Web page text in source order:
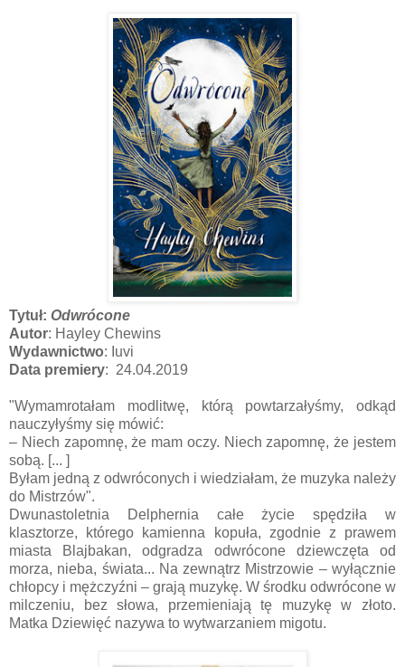
Tytuł: Odwrócone
Autor: Hayley Chewins
Wydawnictwo: Iuvi
Data premiery: 24.04.2019
"Wymamrotałam modlitwę, którą powtarzałyśmy, odkąd
nauczyłyśmy się mówić:
– Niech zapomnę, że mam oczy. Niech zapomnę, że jestem
sobą. [... ]
Byłam jedną z odwróconych i wiedziałam, że muzyka należy
do Mistrzów".
Dwunastoletnia Delphernia całe życie spędziła w
klasztorze, którego kamienna kopuła, zgodnie z prawem
miasta Blajbakan, odgradza odwrócone dziewczęta od
morza, nieba, świata... Na zewnątrz Mistrzowie – wyłącznie
chłopcy i mężczyźni – grają muzykę. W środku odwrócone w
milczeniu, bez słowa, przemieniają tę muzykę w złoto.
Matka Dziewięć nazywa to wytwarzaniem migotu.